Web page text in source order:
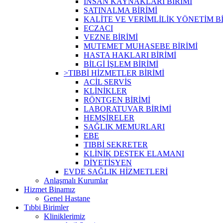
SATINALMA BİRİMİ
KALİTE VE VERİMLİLİK YÖNETİM
ECZACI
VEZNE BİRİMİ
MUTEMET MUHASEBE BİRİMİ
HASTA HAKLARI BİRİMİ
BİLGİ İŞLEM BİRİMİ
>TIBBİ HİZMETLER BİRİMİ
ACİL SERVİS
KLİNİKLER
RÖNTGEN BİRİMİ
LABORATUVAR BİRİMİ
HEMŞİRELER
SAĞLIK MEMURLARI
EBE
TIBBİ SEKRETER
KLİNİK DESTEK ELAMANI
DİYETİSYEN
EVDE SAĞLIK HİZMETLERİ
Anlaşmalı Kurumlar
Hizmet Binamız
Genel Hastane
Tıbbi Birimler
Kliniklerimiz